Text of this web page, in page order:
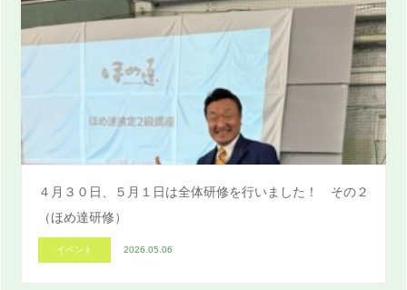
４月３０日、５月１日は全体研修を行いました！ その２
（ほめ達研修）
イベント 2026.05.06